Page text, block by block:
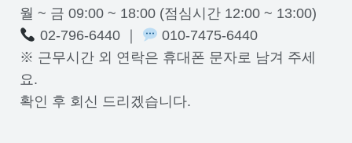
월 ~ 금 09:00 ~ 18:00 (점심시간 12:00 ~ 13:00)
02-796-6440 ｜
010-7475-6440
※ 근무시간 외 연락은 휴대폰 문자로 남겨 주세
요.
확인 후 회신 드리겠습니다.